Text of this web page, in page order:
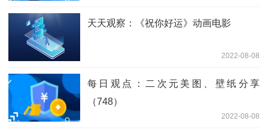
天天观察：《祝你好运》动画电影
2022-08-08
每日观点：二次元美图、壁纸分享
（748）
2022-08-08